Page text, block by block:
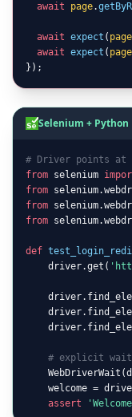
await
page.
await expect ( page
await expect ( page
});
Selenium + Python
# Driver points at
from selenium
from
from
from
def
    driver.get(
# explicit wait
welcome =
assert